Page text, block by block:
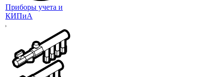
Приборы учета и
КИПиА